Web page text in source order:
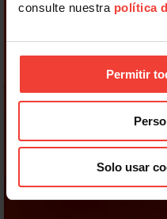
consulte nuestra política
Permitir
Solo usar